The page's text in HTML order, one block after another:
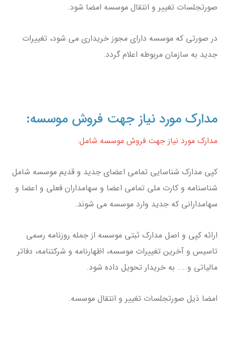
صورتجلسات تغییر و انتقال موسسه امضا شود.
در صورتی که موسسه دارای مجوز خریداری می شود، تغییرات
جدید به سازمان مربوطه اعلام گردد.
مدارک مورد نیاز جهت فروش موسسه:
مدارک مورد نیاز جهت فروش موسسه شامل:
کپی مدارک شناسایی تمامی اعضای جدید و قدیم موسسه شامل
شناسنامه و کارت ملی تمامی اعضا و سهامداران فعلی و اعضا و
سهامدارانی که جدید وارد موسسه می شوند.
ارائه کپی و اصل مدارک ثبتی موسسه از جمله روزنامه رسمی
تاسیس و آخرین تغییرات موسسه، اظهارنامه و شرکتنامه، دفاتر
مالیاتی و.... به خریدار تحویل داده شود.
امضا ذیل صورتجلسات تغییر و انتقال موسسه.